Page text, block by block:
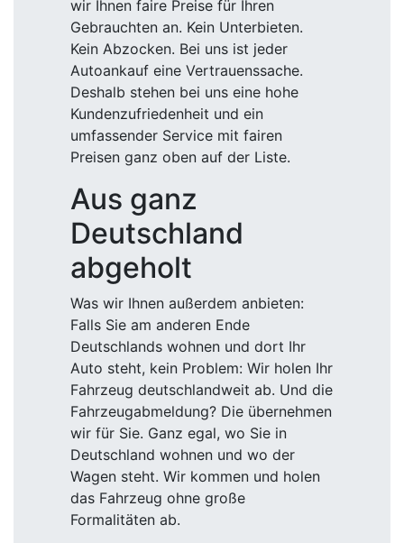
wir Ihnen faire Preise für Ihren
Gebrauchten an. Kein Unterbieten.
Kein Abzocken. Bei uns ist jeder
Autoankauf eine Vertrauenssache.
Deshalb stehen bei uns eine hohe
Kundenzufriedenheit und ein
umfassender Service mit fairen
Preisen ganz oben auf der Liste.
Aus ganz
Deutschland
abgeholt
Was wir Ihnen außerdem anbieten:
Falls Sie am anderen Ende
Deutschlands wohnen und dort Ihr
Auto steht, kein Problem: Wir holen Ihr
Fahrzeug deutschlandweit ab. Und die
Fahrzeugabmeldung? Die übernehmen
wir für Sie. Ganz egal, wo Sie in
Deutschland wohnen und wo der
Wagen steht. Wir kommen und holen
das Fahrzeug ohne große
Formalitäten ab.